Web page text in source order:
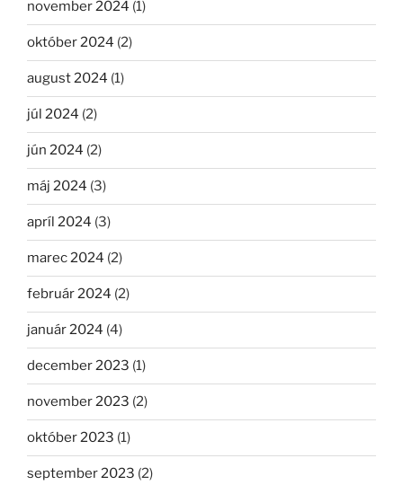
november 2024 (1)
október 2024 (2)
august 2024 (1)
júl 2024 (2)
jún 2024 (2)
máj 2024 (3)
apríl 2024 (3)
marec 2024 (2)
február 2024 (2)
január 2024 (4)
december 2023 (1)
november 2023 (2)
október 2023 (1)
september 2023 (2)